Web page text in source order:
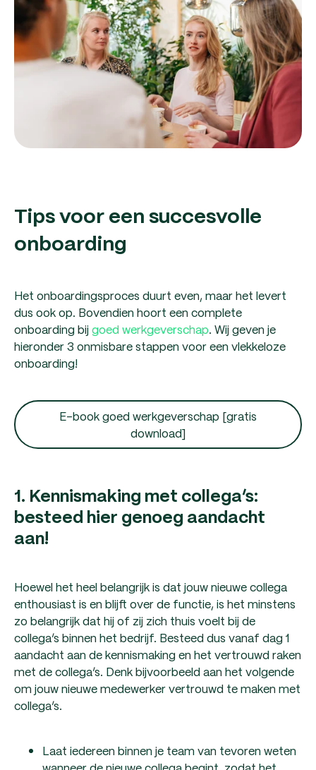
Tips voor een succesvolle
onboarding
Het onboardingsproces duurt even, maar het levert
dus ook op. Bovendien hoort een complete
onboarding bij goed werkgeverschap. Wij geven je
hieronder 3 onmisbare stappen voor een vlekkeloze
onboarding!
E-book goed werkgeverschap [gratis
download]
1. Kennismaking met collega’s:
besteed hier genoeg aandacht
aan!
Hoewel het heel belangrijk is dat jouw nieuwe collega
enthousiast is en blijft over de functie, is het minstens
zo belangrijk dat hij of zij zich thuis voelt bij de
collega’s binnen het bedrijf. Besteed dus vanaf dag 1
aandacht aan de kennismaking en het vertrouwd raken
met de collega’s. Denk bijvoorbeeld aan het volgende
om jouw nieuwe medewerker vertrouwd te maken met
collega’s.
Laat iedereen binnen je team van tevoren weten